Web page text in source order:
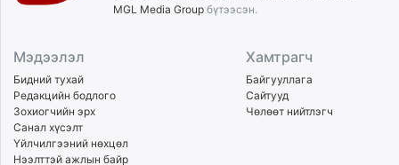
MGL Media Group бүтээсэн.
Мэдээлэл
Бидний тухай
Редакцийн бодлого
Зохиогчийн эрх
Санал хүсэлт
Үйлчилгээний нөхцөл
Нээлттэй ажлын байр
Хамтрагч
Байгууллага
Сайтууд
Чөлөөт нийтлэгч